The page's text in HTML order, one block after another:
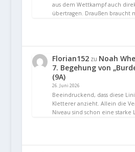
aus dem Wettkampf auch
übertragen. Draußen braucht
Florian152zu Noah
7. Begehung von
(9A)
26. Juni 2026
Beeindruckend, dass diese
Kletterer anzieht. Allein die
Niveau sind schon eine starke